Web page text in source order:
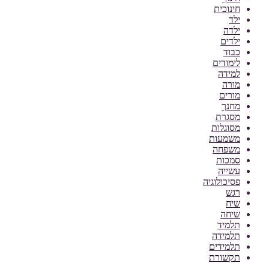
חינוכית
ילד
ילדה
ילדים
כבוד
לימודים
למידה
מורה
מורים
מחנך
מסגרת
מסוגלות
משמעות
משפחה
סמכות
עשייה
פסיכולוגיה
רגש
שיח
שיחה
תלמיד
תלמידה
תלמידים
תקשורת